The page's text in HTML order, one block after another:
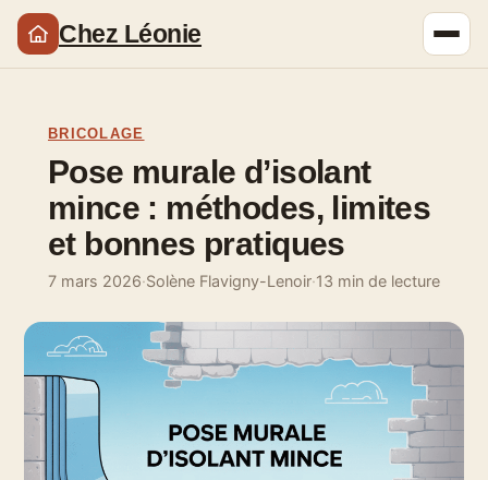
Chez Léonie
BRICOLAGE
Pose murale d’isolant
mince : méthodes, limites
et bonnes pratiques
7 mars 2026·Solène Flavigny-Lenoir·13 min de lecture